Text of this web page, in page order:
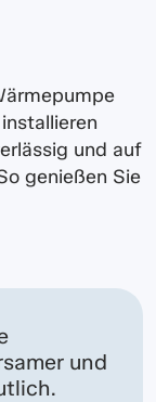
und auf
genießen Sie
und